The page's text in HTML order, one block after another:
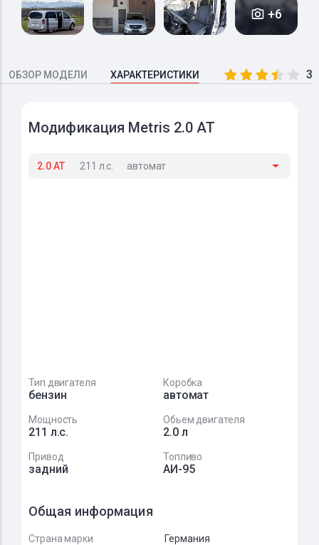
+6
ОБЗОР МОДЕЛИ ХАРАКТЕРИСТИКИ
Модификация Metris 2.0 AT
2.0 AT 211 л.с. автомат
Тип двигателя
бензин
Коробка
автомат
Мощность
211 л.с.
Обьем двигателя
2.0 л
Привод
задний
Топливо
АИ-95
Общая информация
Страна марки
Германия